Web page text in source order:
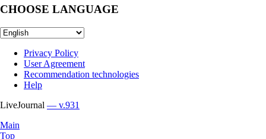
CHOOSE LANGUAGE
Privacy Policy
User Agreement
Recommendation technologies
Help
LiveJournal — v.931
Main
Top